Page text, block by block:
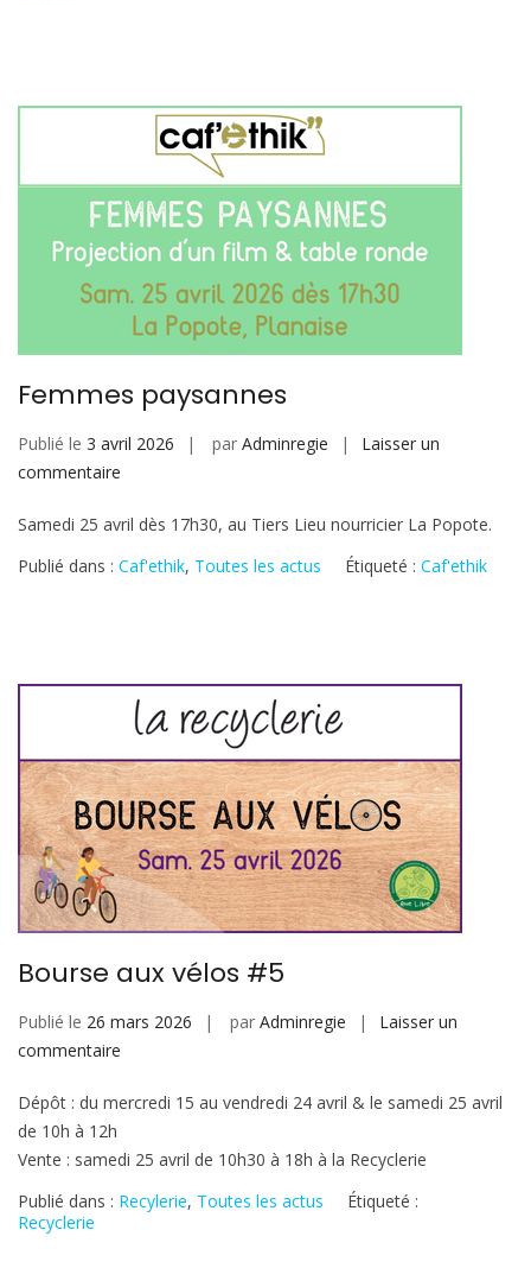
Femmes paysannes
Publié le 3 avril 2026 par Adminregie
Laisser un
commentaire
paysannes
Samedi 25 avril dès 17h30, au Tiers Lieu nourricier La Popote.
Publié dans : Caf'ethik, Toutes les actus Étiqueté : Caf'ethik
Bourse aux vélos #5
Publié le 26 mars 2026 par Adminregie
Laisser un
commentaire
aux
#5
Dépôt : du mercredi 15 au vendredi 24 avril & le samedi 25 avril
de 10h à 12h
Vente : samedi 25 avril de 10h30 à 18h à la Recyclerie
Publié dans : Recylerie, Toutes les actus
Étiqueté :
Recyclerie